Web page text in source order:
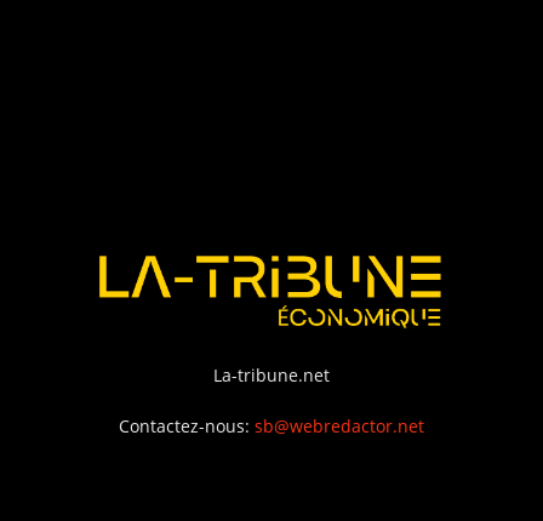
La-tribune.net
Contactez-nous: sb@webredactor.net